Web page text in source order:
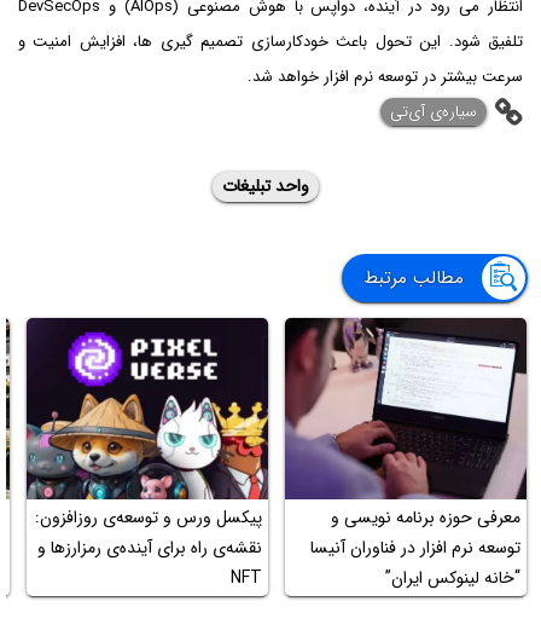
انتظار می رود در آینده، دواپس با هوش مصنوعی (AIOps) و DevSecOps
تلفیق شود. این تحول باعث خودکارسازی تصمیم گیری ها، افزایش امنیت و
سرعت بیشتر در توسعه نرم افزار خواهد شد.
‌سیاره‌ی آی‌تی
واحد تبلیغات
مطالب مرتبط
معرفی حوزه برنامه نویسی و
توسعه نرم افزار در فناوران آنیسا
“خانه لینوکس ایران”
پیکسل ورس و توسعه‌ی روزافزون:
نقشه‌ی راه برای آینده‌ی رمزارزها و
NFT